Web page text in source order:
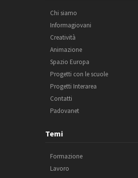
Chi siamo
Informagiovani
Creatività
Animazione
Spazio Europa
Progetti con le scuole
Progetti Interarea
Contatti
Padovanet
Temi
Formazione
Lavoro